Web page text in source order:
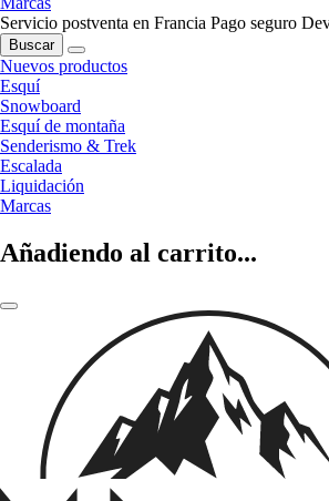
Servicio postventa en Francia Pago seguro
Buscar
Nuevos productos
Esquí
Snowboard
Esquí de montaña
Senderismo & Trek
Escalada
Liquidación
Marcas
Añadiendo al carrito...